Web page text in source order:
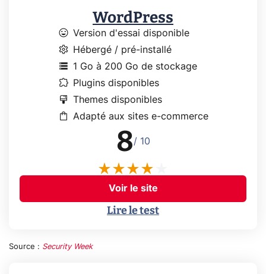
WordPress
mood Version d'essai disponible
settings Hébergé / pré-installé
storage 1 Go à 200 Go de stockage
extension Plugins disponibles
format_paint Themes disponibles
shopping_bag Adapté aux sites e-commerce
8/ 10
Voir le site
Lire le test
Source : Security Week